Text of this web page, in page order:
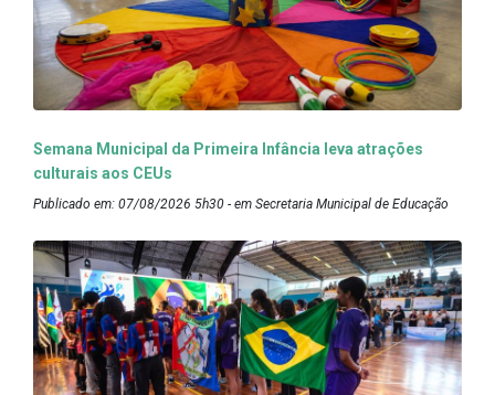
Semana Municipal da Primeira Infância leva atrações
culturais aos CEUs
Publicado em: 07/08/2026 5h30 - em Secretaria Municipal de Educação